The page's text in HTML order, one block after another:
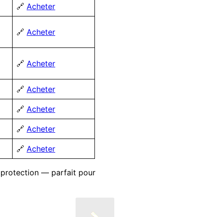
🔗 Acheter
🔗 Acheter
🔗 Acheter
🔗 Acheter
🔗 Acheter
🔗 Acheter
🔗 Acheter
protection — parfait pour